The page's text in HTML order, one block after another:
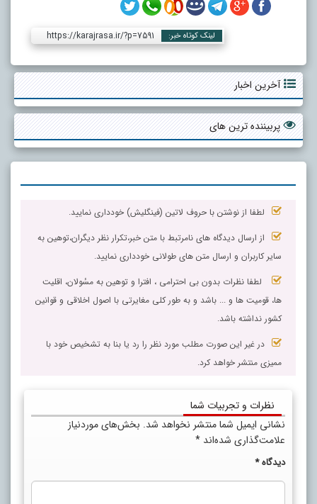
لینک کوتاه خبر: https://karajrasa.ir/?p=7591
آخرین اخبار
پربیننده ترین های
لطفا از نوشتن با حروف لاتین (فینگلیش) خودداری نمایید.
از ارسال دیدگاه های نامرتبط با متن خبر،تکرار نظر دیگران،توهین به
سایر کاربران و ارسال متن های طولانی خودداری نمایید.
لطفا نظرات بدون بی احترامی ، افترا و توهین به مسٔولان، اقلیت
ها، قومیت ها و ... باشد و به طور کلی مغایرتی با اصول اخلاقی و قوانین
کشور نداشته باشد.
در غیر این صورت مطلب مورد نظر را رد یا بنا به تشخیص خود با
ممیزی منتشر خواهد کرد.
نظرات و تجربیات شما
نشانی ایمیل شما منتشر نخواهد شد. بخش‌های موردنیاز
علامت‌گذاری شده‌اند *
دیدگاه*